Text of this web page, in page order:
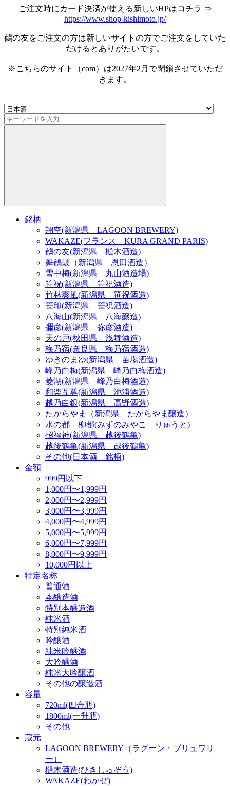
ご注文時にカード決済が使える新しいHPはコチラ ⇒
https://www.shop-kishimoto.jp/
鶴の友をご注文の方は新しいサイトの方でご注文をしていた
だけるとありがたいです。
※こちらのサイト（com）は2027年2月で閉鎖させていただ
きます。
銘柄
翔空(新潟県 LAGOON BREWERY)
WAKAZE(フランス KURA GRAND PARIS)
鶴の友(新潟県 樋木酒造)
舞鶴鼓（新潟県 恩田酒造）
雪中梅(新潟県 丸山酒造場)
笹祝(新潟県 笹祝酒造)
竹林爽風(新潟県 笹祝酒造)
笹印(新潟県 笹祝酒造)
八海山(新潟県 八海醸造)
彌彦(新潟県 弥彦酒造)
天の戸(秋田県 浅舞酒造)
梅乃宿(奈良県 梅乃宿酒造)
ゆきのまゆ(新潟県 苗場酒造)
峰乃白梅(新潟県 峰乃白梅酒造)
菱湖(新潟県 峰乃白梅酒造)
和楽互尊(新潟県 池浦酒造)
越乃白銀(新潟県 高野酒造)
たからやま（新潟県 たからやま醸造）
水の都 柳都(みずのみやこ りゅうと)
招福神(新潟県 越後鶴亀)
越後鶴亀(新潟県 越後鶴亀)
その他(日本酒 銘柄)
金額
999円以下
1,000円〜1,999円
2,000円〜2,999円
3,000円〜3,999円
4,000円〜4,999円
5,000円〜5,999円
6,000円〜7,999円
8,000円〜9,999円
10,000円以上
特定名称
普通酒
本醸造酒
特別本醸造酒
純米酒
特別純米酒
吟醸酒
純米吟醸酒
大吟醸酒
純米大吟醸酒
その他の醸造酒
容量
720ml(四合瓶)
1800ml(一升瓶)
その他
蔵元
LAGOON BREWERY（ラグーン・ブリュワリ
ー）
樋木酒造(ひきしゅぞう)
WAKAZE(わかぜ)